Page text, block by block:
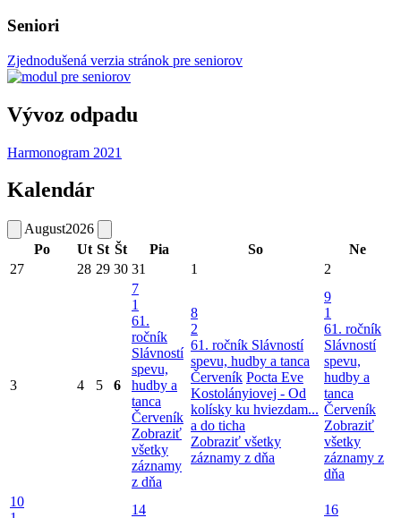
Seniori
Zjednodušená verzia stránok pre seniorov
Vývoz odpadu
Harmonogram 2021
Kalendár
August2026
Po
Ut St Št Pia So
Ne
27
28 29 30 31 1 2
3 4 5 6
7
1
61.
ročník
Slávností
spevu,
hudby a
tanca
Červeník
Zobraziť
všetky
záznamy
z dňa
8
2
61. ročník Slávností
spevu, hudby a tanca
Červeník Pocta Eve
Kostolányiovej - Od
kolísky ku hviezdam...
a do ticha
Zobraziť všetky
záznamy z dňa
9
1
61. ročník
Slávností
spevu,
hudby a
tanca
Červeník
Zobraziť
všetky
záznamy z
dňa
10
14
16